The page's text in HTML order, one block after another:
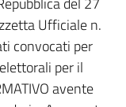
Ufficiale n.
convocati per
per il
avente